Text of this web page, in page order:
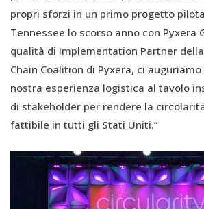
propri sforzi in un primo progetto
Tennessee lo scorso anno con Pyxera
qualità di Implementation Partner
Chain Coalition di Pyxera, ci
nostra esperienza logistica al tavolo
di stakeholder per rendere la
fattibile in tutti gli Stati Uniti.”